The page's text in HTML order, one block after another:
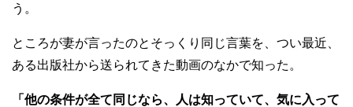
う。
ところが妻が言ったのとそっくり同じ言葉を、つい最近、
ある出版社から送られてきた動画のなかで知った。
「他の条件が全て同じなら、人は知っていて、気に入って